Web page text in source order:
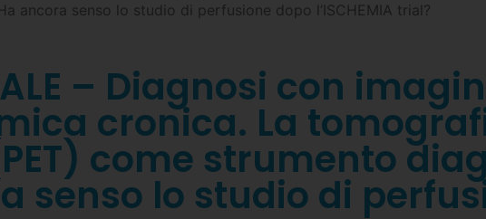
ancora senso lo studio di perfusione dopo l’ISCHEMIA trial?
– Diagnosi con
cronica. La
come strumento
senso lo studio di